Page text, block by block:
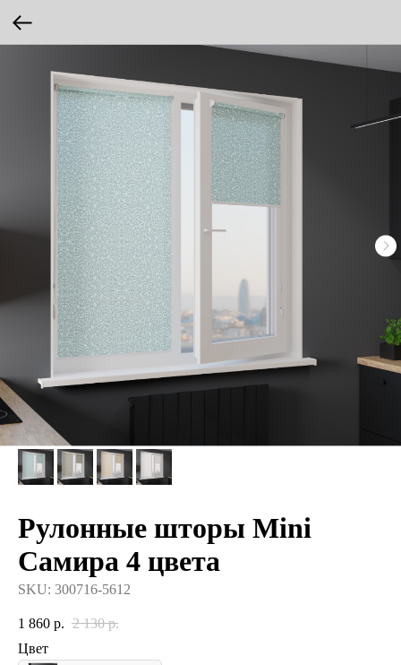
Рулонные шторы Mini
Самира 4 цвета
SKU: 300716-5612
1 860 р. 2 130 р.
Цвет